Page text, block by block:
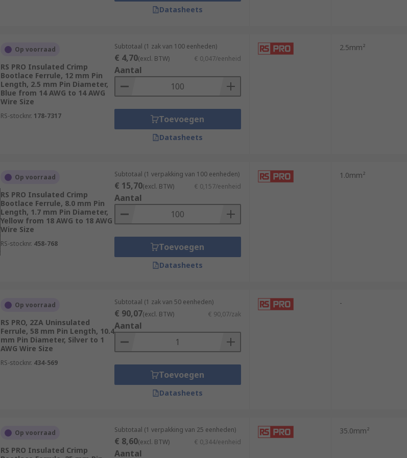
Datasheets
Op voorraad
RS PRO Insulated Crimp
Bootlace Ferrule, 12 mm Pin
Length, 2.5 mm Pin Diameter,
Blue from 14 AWG to 14 AWG
Wire Size
RS-stocknr. 178-7317
Subtotaal (1 zak van 100 eenheden)
€ 4,70(excl. BTW) € 0,047/eenheid
Aantal
Toevoegen
Datasheets
2.5mm²
Op voorraad
RS PRO Insulated Crimp
Bootlace Ferrule, 8.0 mm Pin
Length, 1.7 mm Pin Diameter,
Yellow from 18 AWG to 18 AWG
Wire Size
RS-stocknr. 458-768
Subtotaal (1 verpakking van 100 eenheden)
€ 15,70(excl. BTW) € 0,157/eenheid
Aantal
Toevoegen
Datasheets
1.0mm²
Op voorraad
RS PRO, 2ZA Uninsulated
Ferrule, 58 mm Pin Length, 10.4
mm Pin Diameter, Silver to 1
AWG Wire Size
RS-stocknr. 434-569
Subtotaal (1 zak van 50 eenheden)
€ 90,07(excl. BTW) € 90,07/zak
Aantal
Toevoegen
Datasheets
-
Op voorraad
RS PRO Insulated Crimp
Subtotaal (1 verpakking van 25 eenheden)
€ 8,60(excl. BTW) € 0,344/eenheid
Aantal
35.0mm²